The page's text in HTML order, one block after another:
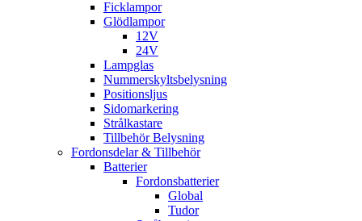
Ficklampor
Glödlampor
12V
24V
Lampglas
Nummerskyltsbelysning
Positionsljus
Sidomarkering
Strålkastare
Tillbehör Belysning
Fordonsdelar & Tillbehör
Batterier
Fordonsbatterier
Global
Tudor